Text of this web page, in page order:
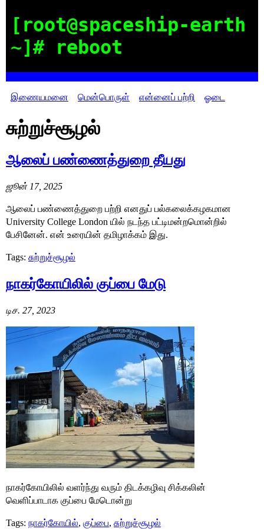
[root@spaceship-earth
~]# reboot
இணையமனை மென்பொருள் என்னைப் பற்றி ஓடை
சுற்றுச்சூழல்
ஆலைப் பண்ணைத்துறை தீயது
ஜூன் 17, 2025
ஆலைப் பண்ணைத்துறை பற்றி எனதுப் பல்கலைக்கழகமான
University College London யில் நடந்த பட்டிமன்றமொன்றில்
பேசினேன். என் உரையின் தமிழாக்கம் இது.
Tags: சுற்றுச்சூழல்
நாகர்கோயிலில் குப்பை மேடு
டிச. 27, 2023
நாகர்கோயிலில் வளர்ந்து வரும் திடக்கழிவு சிக்கலின்
வெளிப்பாடாக குப்பை மேடொன்று
Tags: நாகர்கோயில், குப்பை, சுற்றுச்சூழல்